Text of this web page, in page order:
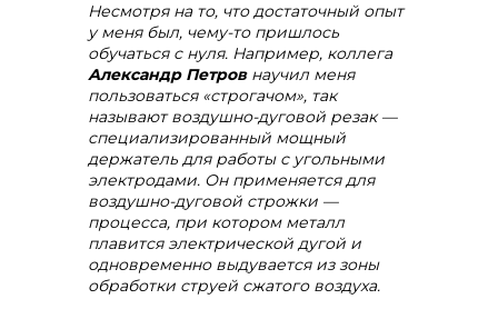
Несмотря на то, что достаточный опыт
у меня был, чему-то пришлось
обучаться с нуля. Например, коллега
Александр Петровнаучил меня
пользоваться «строгачом», так
называют воздушно-дуговой резак —
специализированный мощный
держатель для работы с угольными
электродами. Он применяется для
воздушно-дуговой строжки —
процесса, при котором металл
плавится электрической дугой и
одновременно выдувается из зоны
обработки струей сжатого воздуха.